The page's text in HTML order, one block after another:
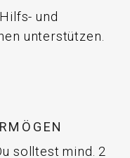
und
unterstützen.
solltest mind. 2